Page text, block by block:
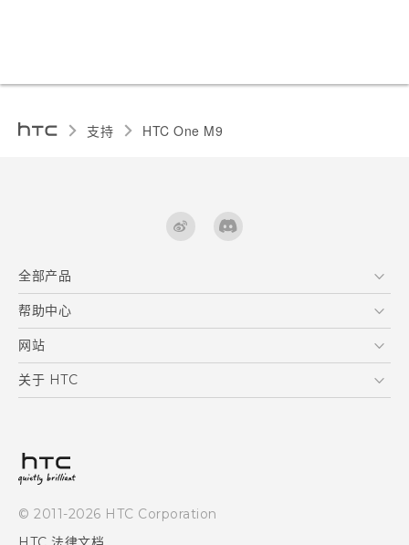
支持 HTC One M9‎
全部产品
区块链智能手机
VIVE
帮助中心
在线客服
支援与服务
产品保固说明
网站
HTC Dev
关于 HTC
投资人
产品安全
© 2011-2026 HTC Corporation